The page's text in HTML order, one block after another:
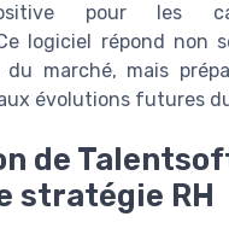
pour les
logiciel répond non
du marché, mais
évolutions futures
de
stratégie RH